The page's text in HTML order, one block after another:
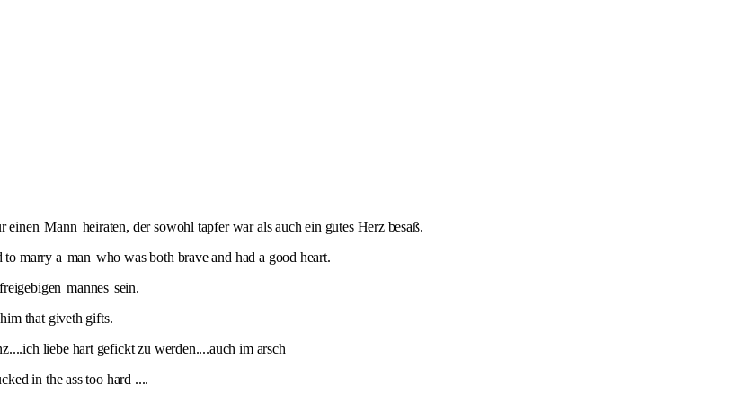
einen Mann heiraten, der sowohl tapfer war als auch ein gutes Herz besaß.
to marry a man who was both brave and had a good heart.
mannes sein.
that giveth gifts.
liebe hart gefickt zu werden....auch im arsch
in the ass too hard ....